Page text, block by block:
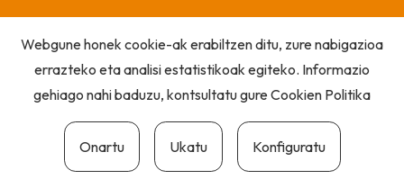
Webgune honek cookie-ak erabiltzen ditu, zure nabigazioa
errazteko eta analisi estatistikoak egiteko. Informazio
gehiago nahi baduzu, kontsultatu gureCookien Politika
Onartu Ukatu Konfiguratu